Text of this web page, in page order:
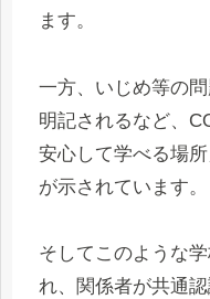
ます。
一方、いじめ等の
明記されるなど、
安心して学べる場
が示されています。
そしてこのような
れ、関係者が共通